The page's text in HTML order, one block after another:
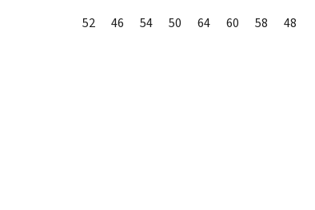
52 46 54 50 64 60 58 48